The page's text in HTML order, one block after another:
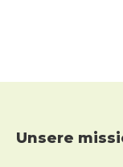
Footer
unsere